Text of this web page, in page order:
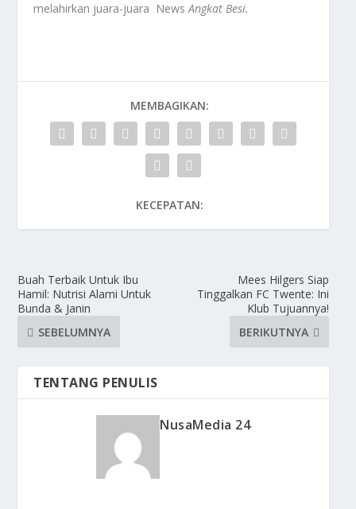
melahirkan juara-juara NewsAngkat Besi.
MEMBAGIKAN:
KECEPATAN:
Buah Terbaik Untuk Ibu
Hamil: Nutrisi Alami Untuk
Bunda & Janin
SEBELUMNYA
Mees Hilgers Siap
Tinggalkan FC Twente: Ini
Klub Tujuannya!
BERIKUTNYA
TENTANG PENULIS
NusaMedia 24